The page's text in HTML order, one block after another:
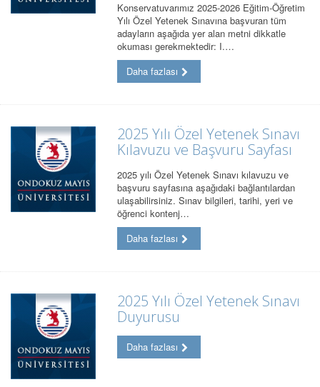
Konservatuvarımız 2025-2026 Eğitim-Öğretim
Yılı Özel Yetenek Sınavına başvuran tüm
adayların aşağıda yer alan metni dikkatle
okuması gerekmektedir: I.…
Daha fazlası
2025 Yılı Özel Yetenek Sınavı
Kılavuzu ve Başvuru Sayfası
2025 yılı Özel Yetenek Sınavı kılavuzu ve
başvuru sayfasına aşağıdaki bağlantılardan
ulaşabilirsiniz. Sınav bilgileri, tarihi, yeri ve
öğrenci kontenj…
Daha fazlası
2025 Yılı Özel Yetenek Sınavı
Duyurusu
Daha fazlası